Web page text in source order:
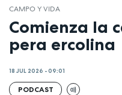
CAMPO Y VIDA
Comienza la
pera ercolina
18 JUL 2026 - 09:01
PODCAST